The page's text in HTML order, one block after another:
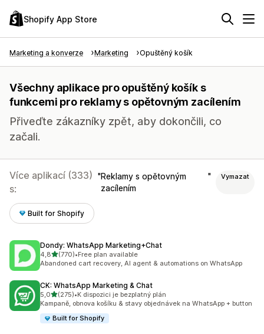
Shopify App Store
Marketing a konverze Marketing Opuštěný košík
Všechny aplikace pro opuštěný košík s
funkcemi pro reklamy s opětovným zacílením
Přiveďte zákazníky zpět, aby dokončili, co
začali.
Více aplikací (333)
s:
Reklamy s opětovným
zacílením
Vymazat
Built for Shopify
Dondy: WhatsApp Marketing+Chat
4,8z 5 hvězd
(770)
Celkový počet recenzí: 770
•Free plan available
Abandoned cart recovery, AI agent & automations on WhatsApp
CK: WhatsApp Marketing & Chat
5,0z 5 hvězd
(275)
Celkový počet recenzí: 275
•K dispozici je bezplatný plán
Kampaně, obnova košíku & stavy objednávek na WhatsApp + button
Built for Shopify